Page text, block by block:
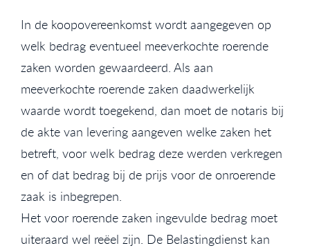
In de koopovereenkomst wordt aangegeven op
welk bedrag eventueel meeverkochte roerende
zaken worden gewaardeerd. Als aan
meeverkochte roerende zaken daadwerkelijk
waarde wordt toegekend, dan moet de notaris bij
de akte van levering aangeven welke zaken het
betreft, voor welk bedrag deze werden verkregen
en of dat bedrag bij de prijs voor de onroerende
zaak is inbegrepen.
Het voor roerende zaken ingevulde bedrag moet
uiteraard wel reëel zijn. De Belastingdienst kan